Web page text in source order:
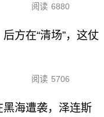
阅读 6880
方在“清场”，这仗
阅读 5706
黑海遭袭，泽连斯